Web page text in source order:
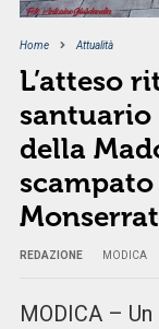
Home Attualità
L’atteso
santuario
della
REDAZIONE MODICA
MODICA –